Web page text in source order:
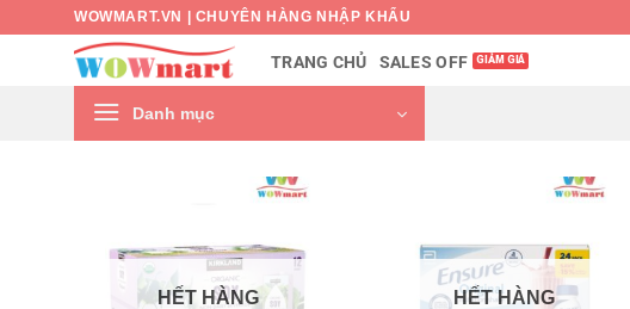
WOWMART.VN | CHUYÊN HÀNG NHẬP KHẨU
TRANG CHỦ SALES OFF
Danh mục
HẾT HÀNG HẾT HÀNG